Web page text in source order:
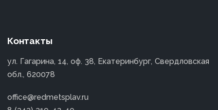
Контакты
ул. Гагарина, 14, оф. 38, Екатеринбург, Свердловская
обл., 620078
office@redmetsplav.ru